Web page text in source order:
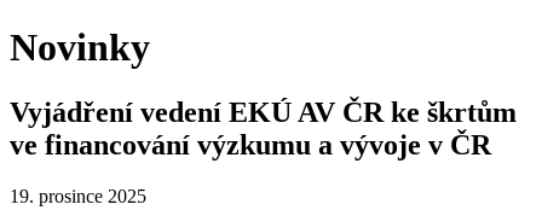
Novinky
Vyjádření vedení EKÚ AV ČR ke škrtům
ve financování výzkumu a vývoje v ČR
19. prosince 2025